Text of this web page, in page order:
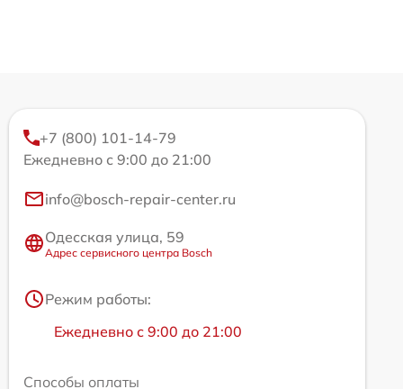
+7 (800) 101-14-79
Ежедневно с 9:00 до 21:00
info@bosch-repair-center.ru
Одесская улица, 59
Адрес сервисного центра Bosch
Режим работы:
Ежедневно с 9:00 до 21:00
Способы оплаты